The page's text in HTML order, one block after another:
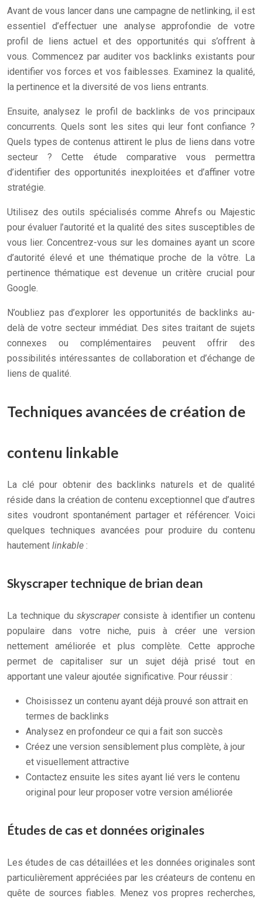
Avant de vous lancer dans une campagne de netlinking, il est
essentiel d’effectuer une analyse approfondie de votre
profil de liens actuel et des opportunités qui s’offrent à
vous. Commencez par auditer vos backlinks existants pour
identifier vos forces et vos faiblesses. Examinez la qualité,
la pertinence et la diversité de vos liens entrants.
Ensuite, analysez le profil de backlinks de vos principaux
concurrents. Quels sont les sites qui leur font confiance ?
Quels types de contenus attirent le plus de liens dans votre
secteur ? Cette étude comparative vous permettra
d’identifier des opportunités inexploitées et d’affiner votre
stratégie.
Utilisez des outils spécialisés comme Ahrefs ou Majestic
pour évaluer l’autorité et la qualité des sites susceptibles de
vous lier. Concentrez-vous sur les domaines ayant un score
d’autorité élevé et une thématique proche de la vôtre. La
pertinence thématique est devenue un critère crucial pour
Google.
N’oubliez pas d’explorer les opportunités de backlinks au-
delà de votre secteur immédiat. Des sites traitant de sujets
connexes ou complémentaires peuvent offrir des
possibilités intéressantes de collaboration et d’échange de
liens de qualité.
Techniques avancées de création de
contenu linkable
La clé pour obtenir des backlinks naturels et de qualité
réside dans la création de contenu exceptionnel que d’autres
sites voudront spontanément partager et référencer. Voici
quelques techniques avancées pour produire du contenu
hautement linkable :
Skyscraper technique de brian dean
La technique duskyscraper consiste à identifier un contenu
populaire dans votre niche, puis à créer une version
nettement améliorée et plus complète. Cette approche
permet de capitaliser sur un sujet déjà prisé tout en
apportant une valeur ajoutée significative. Pour réussir :
Choisissez un contenu ayant déjà prouvé son attrait en
termes de backlinks
Analysez en profondeur ce qui a fait son succès
Créez une version sensiblement plus complète, à jour
et visuellement attractive
Contactez ensuite les sites ayant lié vers le contenu
original pour leur proposer votre version améliorée
Études de cas et données originales
Les études de cas détaillées et les données originales sont
particulièrement appréciées par les créateurs de contenu en
quête de sources fiables. Menez vos propres recherches,